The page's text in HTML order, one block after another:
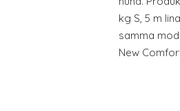
kg S, 5 m
samma
New